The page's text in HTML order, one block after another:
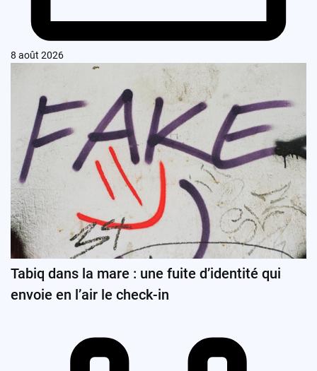
8 août 2026
Tabiq dans la mare : une fuite d’identité qui
envoie en l’air le check-in